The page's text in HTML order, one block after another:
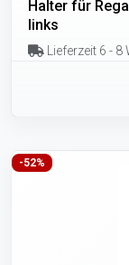
Halter für
links
Lieferzeit 6 - 8
-52%